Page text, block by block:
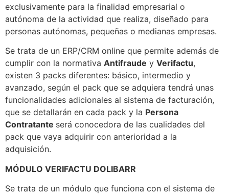
exclusivamente para la finalidad empresarial o
autónoma de la actividad que realiza, diseñado para
personas autónomas, pequeñas o medianas empresas.
Se trata de un ERP/CRM online que permite además de
cumplir con la normativa Antifraude y Verifactu,
existen 3 packs diferentes: básico, intermedio y
avanzado, según el pack que se adquiera tendrá unas
funcionalidades adicionales al sistema de facturación,
que se detallarán en cada pack y la Persona
Contratante será conocedora de las cualidades del
pack que vaya adquirir con anterioridad a la
adquisición.
MÓDULO VERIFACTU DOLIBARR
Se trata de un módulo que funciona con el sistema de